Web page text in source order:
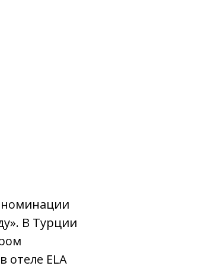
номинации
В Турции
отеле ELA